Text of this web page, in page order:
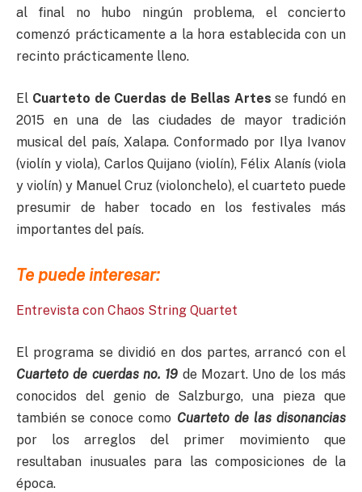
al final no hubo ningún problema, el concierto
comenzó prácticamente a la hora establecida con un
recinto prácticamente lleno.
El Cuarteto de Cuerdas de Bellas Artes se fundó en
2015 en una de las ciudades de mayor tradición
musical del país, Xalapa. Conformado por Ilya Ivanov
(violín y viola), Carlos Quijano (violín), Félix Alanís (viola
y violín) y Manuel Cruz (violonchelo), el cuarteto puede
presumir de haber tocado en los festivales más
importantes del país.
Te puede interesar:
Entrevista con Chaos String Quartet
El programa se dividió en dos partes, arrancó con el
Cuarteto de cuerdas no. 19 de Mozart. Uno de los más
conocidos del genio de Salzburgo, una pieza que
también se conoce como Cuarteto de las disonancias
por los arreglos del primer movimiento que
resultaban inusuales para las composiciones de la
época.